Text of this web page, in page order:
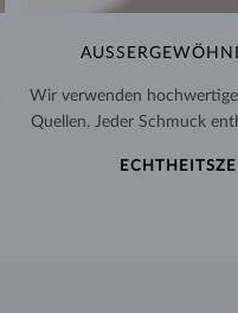
Wir verwenden
Quellen. Jeder Schmuck